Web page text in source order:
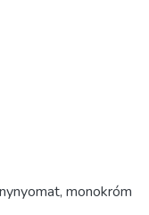
monokróm